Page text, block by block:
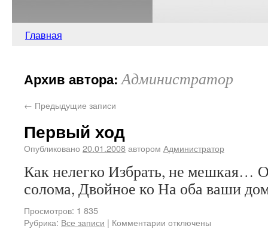
Главная
Архив автора:Администратор
← Предыдущие записи
Первый ход
Опубликовано 20.01.2008автором Администратор
Как нелегко Избрать, не мешкая…
солома, Двойное ко На оба ваши
Просмотров: 1 835
Рубрика: Все записи | Комментарии отключены